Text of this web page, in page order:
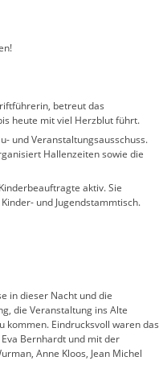
betreut das
heute mit viel Herzblut führt.
und Veranstaltungsausschuss.
Hallenzeiten sowie die
aktiv. Sie
und Jugendstammtisch.
in dieser Nacht und die
die Veranstaltung ins Alte
kommen. Eindrucksvoll waren das
Bernhardt und mit der
Anne Kloos, Jean Michel